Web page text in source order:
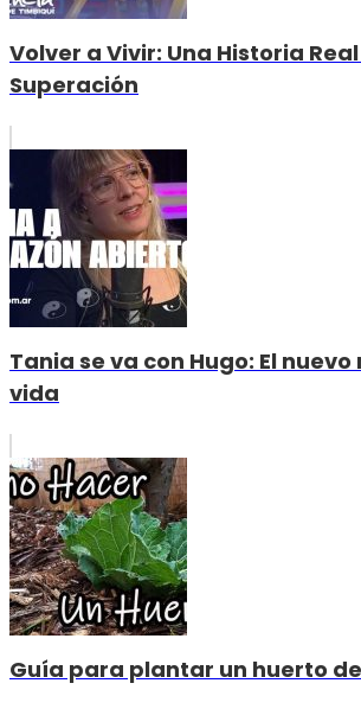
Volver a Vivir: Una Historia
Superación
Tania se va con Hugo: El
vida
Guía para plantar un huerto